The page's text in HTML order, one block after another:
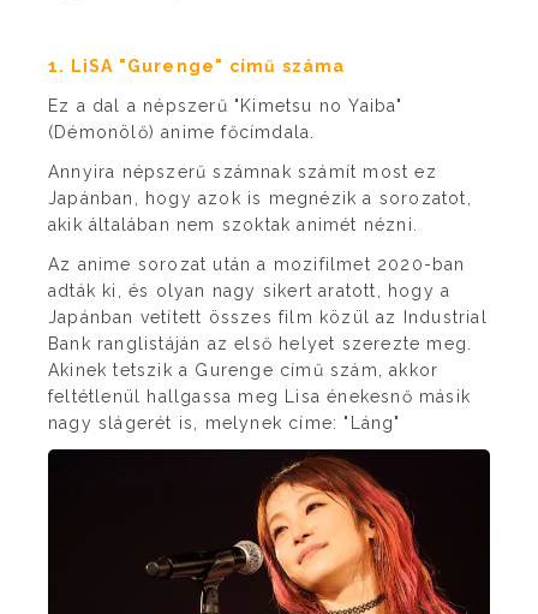
1. LiSA "Gurenge" című száma
Ez a dal a népszerű "Kimetsu no Yaiba"
(Démonölő) anime főcímdala.
Annyira népszerű számnak számít most ez
Japánban, hogy azok is megnézik a sorozatot,
akik általában nem szoktak animét nézni.
Az anime sorozat után a mozifilmet 2020-ban
adták ki, és olyan nagy sikert aratott, hogy a
Japánban vetített összes film közül az Industrial
Bank ranglistáján az első helyet szerezte meg.
Akinek tetszik a Gurenge című szám, akkor
feltétlenül hallgassa meg Lisa énekesnő másik
nagy slágerét is, melynek címe: "Láng"